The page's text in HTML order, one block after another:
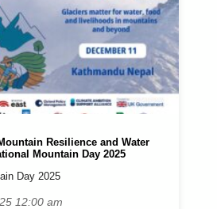
Resilience and Water
Mountain Day 2025
Day 2025
12:00 am